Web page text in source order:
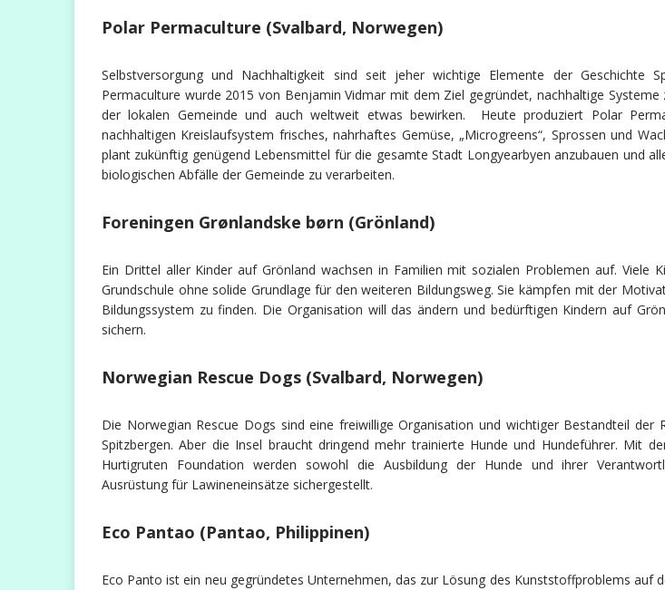
Polar Permaculture (Svalbard, Norwegen)
Selbstversorgung und Nachhaltigkeit sind seit jeher wichtige Elemente der Geschichte
Permaculture wurde 2015 von Benjamin Vidmar mit dem Ziel gegründet, nachhaltige Systeme
der lokalen Gemeinde und auch weltweit etwas bewirken. Heute produziert Polar
nachhaltigen Kreislaufsystem frisches, nahrhaftes Gemüse, „Microgreens“, Sprossen und
plant zukünftig genügend Lebensmittel für die gesamte Stadt Longyearbyen anzubauen und
biologischen Abfälle der Gemeinde zu verarbeiten.
Foreningen Grønlandske børn (Grönland)
Ein Drittel aller Kinder auf Grönland wachsen in Familien mit sozialen Problemen auf. Viele
Grundschule ohne solide Grundlage für den weiteren Bildungsweg. Sie kämpfen mit der
Bildungssystem zu finden. Die Organisation will das ändern und bedürftigen Kindern auf
sichern.
Norwegian Rescue Dogs (Svalbard, Norwegen)
Die Norwegian Rescue Dogs sind eine freiwillige Organisation und wichtiger Bestandteil der
Spitzbergen. Aber die Insel braucht dringend mehr trainierte Hunde und Hundeführer. Mit
Hurtigruten Foundation werden sowohl die Ausbildung der Hunde und ihrer
Ausrüstung für Lawineneinsätze sichergestellt.
Eco Pantao (Pantao, Philippinen)
Eco Panto ist ein neu gegründetes Unternehmen, das zur Lösung des Kunststoffproblems auf